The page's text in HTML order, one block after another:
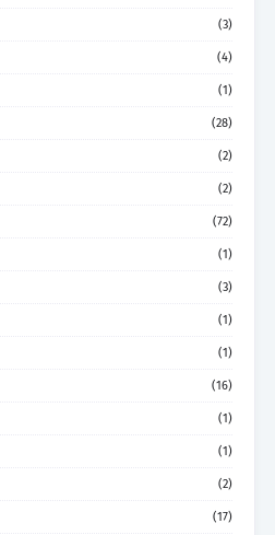
(3)
(4)
(1)
(28)
(2)
(2)
(72)
(1)
(3)
(1)
(1)
(16)
(1)
(1)
(2)
(17)